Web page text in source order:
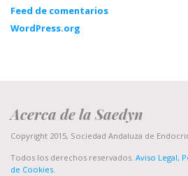
Feed de comentarios
WordPress.org
Acerca de la Saedyn
Copyright 2015, Sociedad Andaluza de
Todos los derechos reservados. Aviso Legal,
de Cookies.